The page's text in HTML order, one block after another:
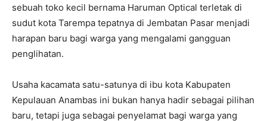
sebuah toko kecil bernama Haruman Optical terletak di
sudut kota Tarempa tepatnya di Jembatan Pasar menjadi
harapan baru bagi warga yang mengalami gangguan
penglihatan.
Usaha kacamata satu-satunya di ibu kota Kabupaten
Kepulauan Anambas ini bukan hanya hadir sebagai pilihan
baru, tetapi juga sebagai penyelamat bagi warga yang